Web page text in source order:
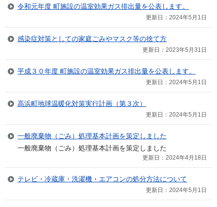
令和元年度 町施設の温室効果ガス排出量を公表します。
更新日：2024年5月1日
感染症対策としての家庭ごみやマスク等の捨て方
更新日：2023年5月31日
平成３０年度 町施設の温室効果ガス排出量を公表します。
更新日：2024年5月1日
高浜町地球温暖化対策実行計画（第３次）
更新日：2024年5月1日
一般廃棄物（ごみ）処理基本計画を策定しました
一般廃棄物（ごみ）処理基本計画を策定しました
更新日：2024年4月18日
テレビ・冷蔵庫・洗濯機・エアコンの処分方法について
更新日：2024年5月1日